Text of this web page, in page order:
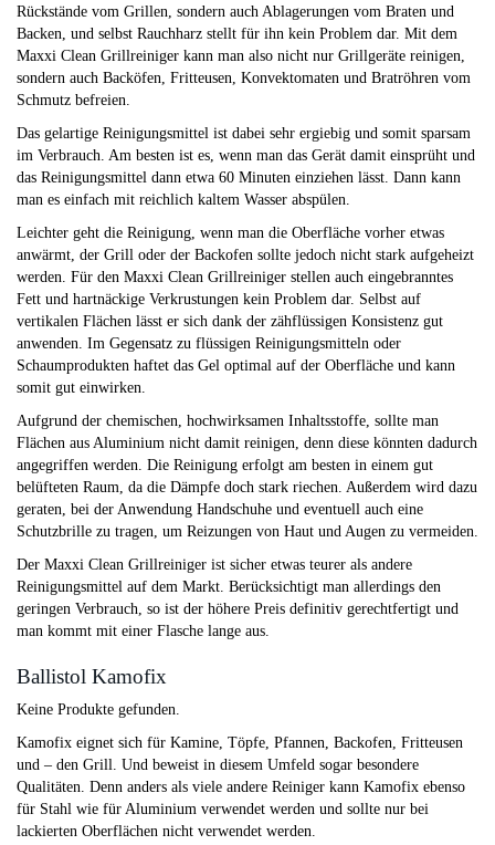
Rückstände vom Grillen, sondern auch Ablagerungen vom Braten und
Backen, und selbst Rauchharz stellt für ihn kein Problem dar. Mit dem
Maxxi Clean Grillreiniger kann man also nicht nur Grillgeräte reinigen,
sondern auch Backöfen, Fritteusen, Konvektomaten und Bratröhren vom
Schmutz befreien.
Das gelartige Reinigungsmittel ist dabei sehr ergiebig und somit sparsam
im Verbrauch. Am besten ist es, wenn man das Gerät damit einsprüht und
das Reinigungsmittel dann etwa 60 Minuten einziehen lässt. Dann kann
man es einfach mit reichlich kaltem Wasser abspülen.
Leichter geht die Reinigung, wenn man die Oberfläche vorher etwas
anwärmt, der Grill oder der Backofen sollte jedoch nicht stark aufgeheizt
werden. Für den Maxxi Clean Grillreiniger stellen auch eingebranntes
Fett und hartnäckige Verkrustungen kein Problem dar. Selbst auf
vertikalen Flächen lässt er sich dank der zähflüssigen Konsistenz gut
anwenden. Im Gegensatz zu flüssigen Reinigungsmitteln oder
Schaumprodukten haftet das Gel optimal auf der Oberfläche und kann
somit gut einwirken.
Aufgrund der chemischen, hochwirksamen Inhaltsstoffe, sollte man
Flächen aus Aluminium nicht damit reinigen, denn diese könnten dadurch
angegriffen werden. Die Reinigung erfolgt am besten in einem gut
belüfteten Raum, da die Dämpfe doch stark riechen. Außerdem wird dazu
geraten, bei der Anwendung Handschuhe und eventuell auch eine
Schutzbrille zu tragen, um Reizungen von Haut und Augen zu vermeiden.
Der Maxxi Clean Grillreiniger ist sicher etwas teurer als andere
Reinigungsmittel auf dem Markt. Berücksichtigt man allerdings den
geringen Verbrauch, so ist der höhere Preis definitiv gerechtfertigt und
man kommt mit einer Flasche lange aus.
Ballistol Kamofix
Keine Produkte gefunden.
Kamofix eignet sich für Kamine, Töpfe, Pfannen, Backofen, Fritteusen
und – den Grill. Und beweist in diesem Umfeld sogar besondere
Qualitäten. Denn anders als viele andere Reiniger kann Kamofix ebenso
für Stahl wie für Aluminium verwendet werden und sollte nur bei
lackierten Oberflächen nicht verwendet werden.